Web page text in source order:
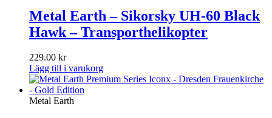
Metal Earth – Sikorsky UH-60 Black
Hawk – Transporthelikopter
229.00 kr
Lägg till i varukorg
Metal Earth